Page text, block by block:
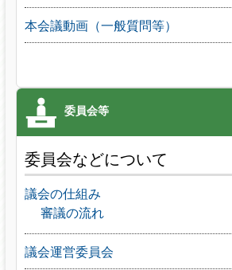
本会議動画（一般質問等）
委員会などについて
議会の仕組み
審議の流れ
議会運営委員会